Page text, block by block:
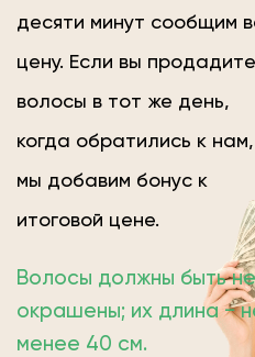
десяти минут сообщим
цену. Если вы продадите
волосы в тот же день,
когда обратились к нам,
мы добавим бонус к
итоговой цене.
Волосы должны быть не
окрашены; их длина −
менее 40 см.